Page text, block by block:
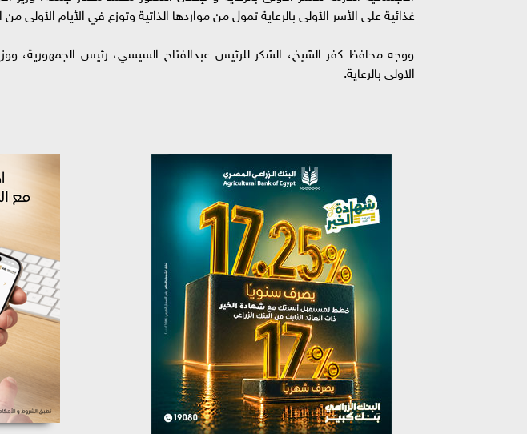
غذائية على الأسر الأولى بالرعاية تمول من مواردها الذاتية وتوزع في الأيام الأولى من
ووجه محافظ كفر الشيخ، الشكر للرئيس عبدالفتاح السيسي، رئيس الجمهورية، ووزير
الاولى بالرعاية.